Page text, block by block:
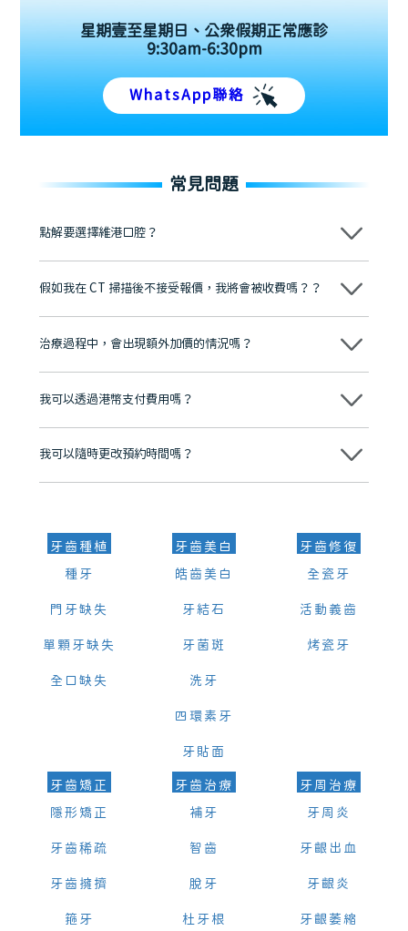
星期壹至星期日、公眾假期正常應診
9:30am-6:30pm
WhatsApp聯絡
常見問題
點解要選擇維港口腔？
維港口腔踐行「醫道濟世」的大學校訓，各分院匯聚來自香港、內地的
牌」、「2025香港企業領袖品牌」，是諾貝爾種植系統全球放心植牙中
至今已服務超過三十個國家和地區的顧客，受到粵港澳大灣區及周邊城
市市民極高的口碑評價及信任推薦 珠海、深圳設有八大分院，香港亦設
有咨詢及服務保障中心，有任何問題都可以隨時預約免費咨詢，讓人十
假如我在 CT 掃描後不接受報價，我將會被收費嗎？？
不會！只要未開始實際服務之前，你不會被收取任何費用。
治療過程中，會出現額外加價的情況嗎？
不會，治療前我們會詳細說明治療方案及對應的價錢，顧客同意並簽字
我可以透過港幣支付費用嗎？
可以。維港口腔會按照當日匯率轉算收取費用，而匯率會及時告知客人
我可以隨時更改預約時間嗎？
可以，請盡早通過wechat或whatsapp聯絡我們，告知我們你原本預約
牙齒種植
種牙
門牙缺失
單顆牙缺失
全口缺失
牙齒美白
皓齒美白
牙結石
牙菌斑
洗牙
四環素牙
牙貼面
牙齒修復
全瓷牙
活動義齒
烤瓷牙
牙齒矯正
隱形矯正
牙齒稀疏
牙齒擁擠
箍牙
牙齒治療
補牙
智齒
脫牙
杜牙根
牙周治療
牙周炎
牙齦出血
牙齦炎
牙齦萎縮